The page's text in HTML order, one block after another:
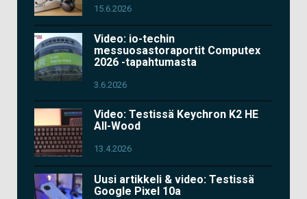
15.6.2026
Video: io-techin
messuosastoraportit Computex
2026 -tapahtumasta
3.6.2026
Video: Testissä Keychron K2 HE
All-Wood
13.4.2026
Uusi artikkeli & video: Testissä
Google Pixel 10a